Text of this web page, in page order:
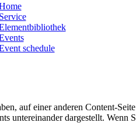
Service
schedule
auf einer anderen Content-
untereinander dargestellt.